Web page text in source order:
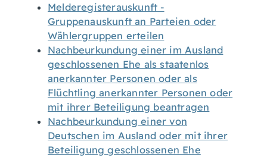
Melderegisterauskunft -
Gruppenauskunft an Parteien oder
Wählergruppen erteilen
Nachbeurkundung einer im Ausland
geschlossenen Ehe als staatenlos
anerkannter Personen oder als
Flüchtling anerkannter Personen oder
mit ihrer Beteiligung beantragen
Nachbeurkundung einer von
Deutschen im Ausland oder mit ihrer
Beteiligung geschlossenen Ehe